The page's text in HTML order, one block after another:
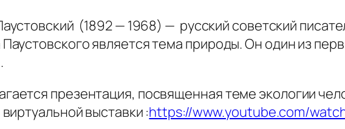
(1892 — 1968) — русский советский
является тема природы. Он один из
презентация, посвященная теме экологии
выставки :https://www.youtube.com/